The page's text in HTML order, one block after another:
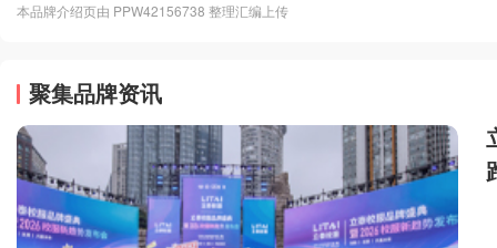
本品牌介绍页由 PPW42156738 整理汇编上传
聚集品牌资讯